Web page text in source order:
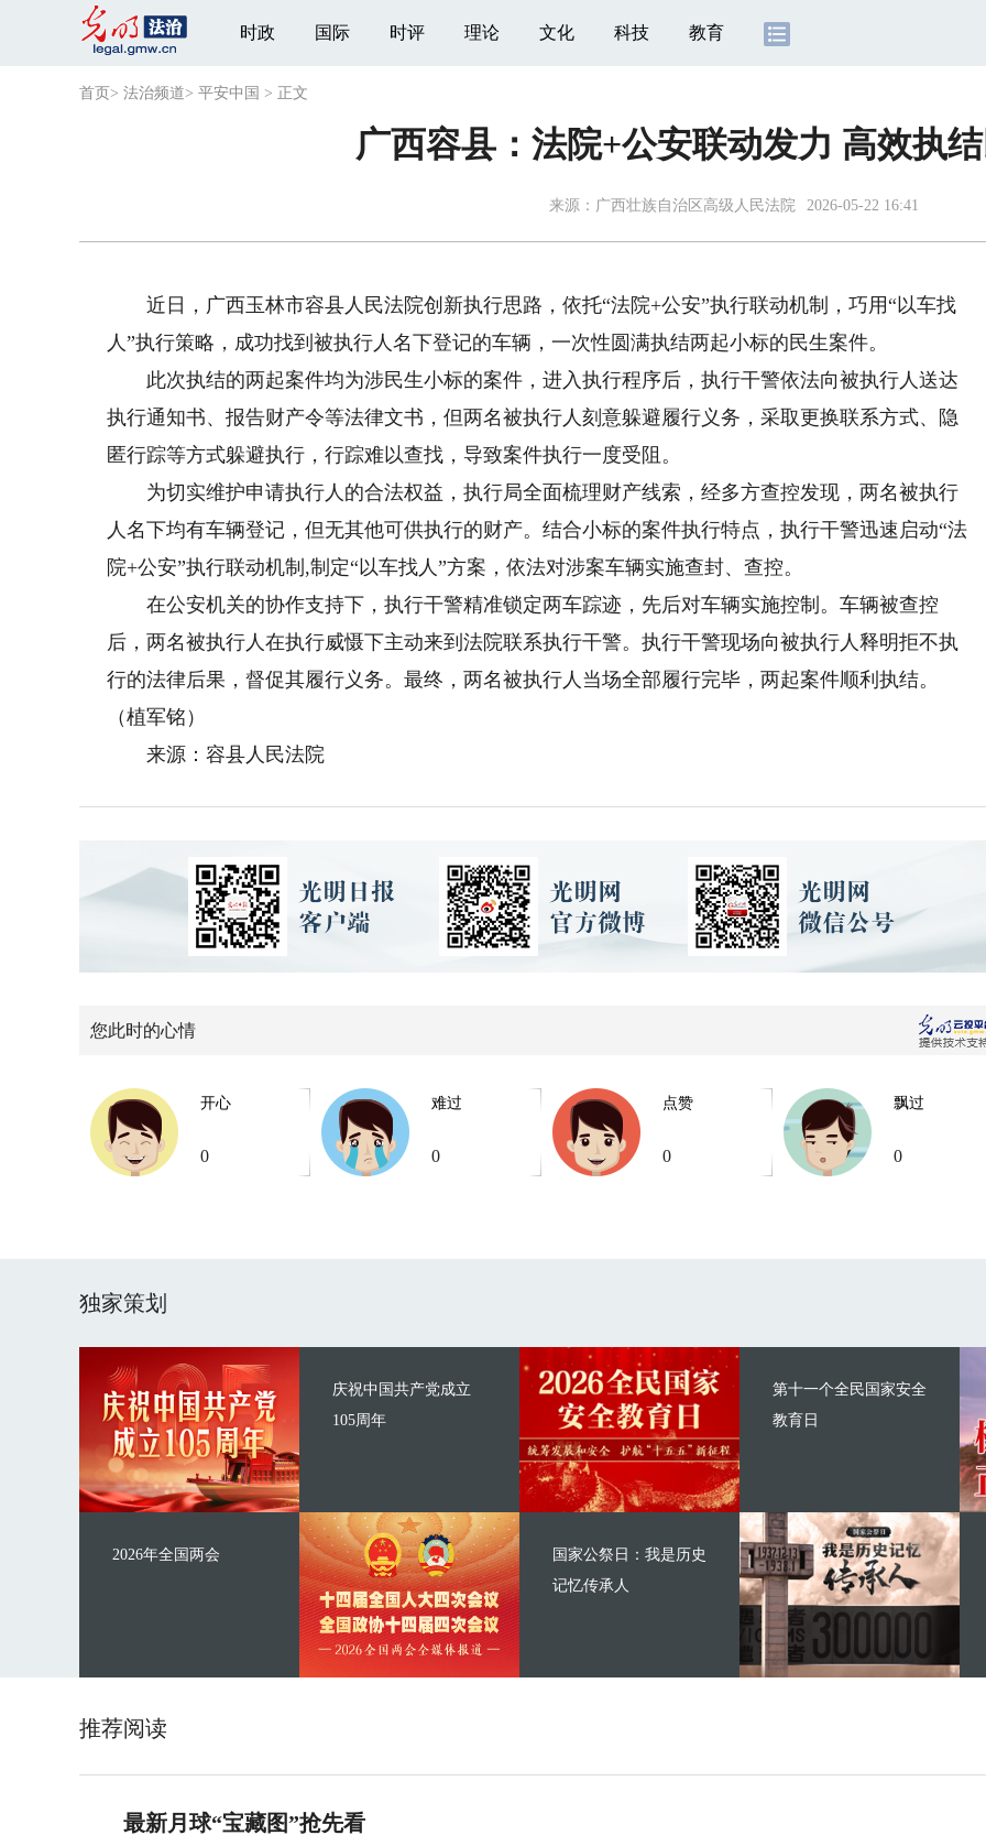
时政 国际 时评 理论 文化 科技 教育
首页 > 法治频道> 平安中国 > 正文
广西容县：法院+公安联动发力 高效执
来源： 广西壮族自治区高级人民法院 2026-05-22 16:41
近日，广西玉林市容县人民法院创新执行思路，依托“法院+公安”执行联动机制，巧用“以车找
人”执行策略，成功找到被执行人名下登记的车辆，一次性圆满执结两起小标的民生案件。
此次执结的两起案件均为涉民生小标的案件，进入执行程序后，执行干警依法向被执行人送达
执行通知书、报告财产令等法律文书，但两名被执行人刻意躲避履行义务，采取更换联系方式、隐
匿行踪等方式躲避执行，行踪难以查找，导致案件执行一度受阻。
为切实维护申请执行人的合法权益，执行局全面梳理财产线索，经多方查控发现，两名被执行
人名下均有车辆登记，但无其他可供执行的财产。结合小标的案件执行特点，执行干警迅速启动“法
院+公安”执行联动机制,制定“以车找人”方案，依法对涉案车辆实施查封、查控。
在公安机关的协作支持下，执行干警精准锁定两车踪迹，先后对车辆实施控制。车辆被查控
后，两名被执行人在执行威慑下主动来到法院联系执行干警。执行干警现场向被执行人释明拒不执
行的法律后果，督促其履行义务。最终，两名被执行人当场全部履行完毕，两起案件顺利执结。
（植军铭）
来源：容县人民法院
您此时的心情
开心
0
难过
0
点赞
0
飘过
0
独家策划
庆祝中国共产党成立
105周年
2026年全国两会
第十一个全民国家安全
教育日
国家公祭日：我是历史
记忆传承人
推荐阅读
最新月球“宝藏图”抢先看